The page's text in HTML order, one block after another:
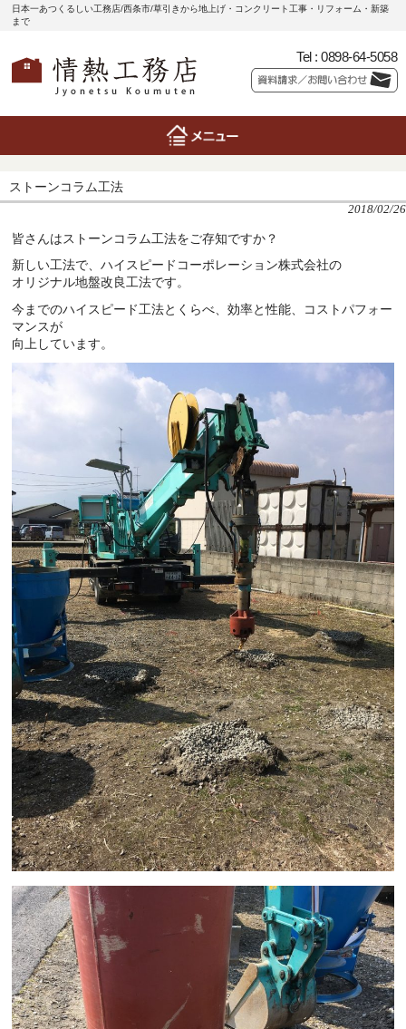
日本一あつくるしい工務店/西条市/草引きから地上げ・コンクリート工事・リフォーム・新築
まで
Tel : 0898-64-5058
ストーンコラム工法
2018/02/26
皆さんはストーンコラム工法をご存知ですか？
新しい工法で、ハイスピードコーポレーション株式会社の
オリジナル地盤改良工法です。
今までのハイスピード工法とくらべ、効率と性能、コストパフォー
マンスが
向上しています。